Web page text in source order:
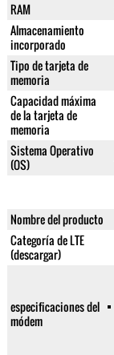
RAM
Almacenamiento
incorporado
Tipo de tarjeta de
memoria
Capacidad máxima
de la tarjeta de
memoria
Sistema Operativo
(OS)
Nombre del producto
Categoría de LTE
(descargar)
especificaciones del
módem